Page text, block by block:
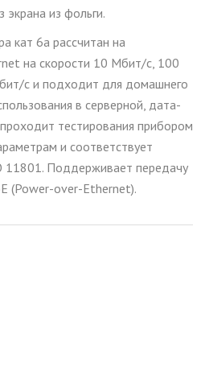
из фольги.
кат 6a рассчитан на
на скорости 10 Мбит/с, 100
си подходит для домашнего
в серверной, дата-
тестирования прибором
и соответствует
11801. Поддерживает передачу
(Power-over-Ethernet).